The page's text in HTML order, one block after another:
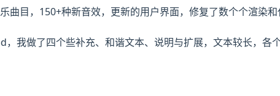
目，150+种新音效，更新的用户界面，修复了数个个渲染和
我做了四个些补充、和谐文本、说明与扩展，文本较长，各